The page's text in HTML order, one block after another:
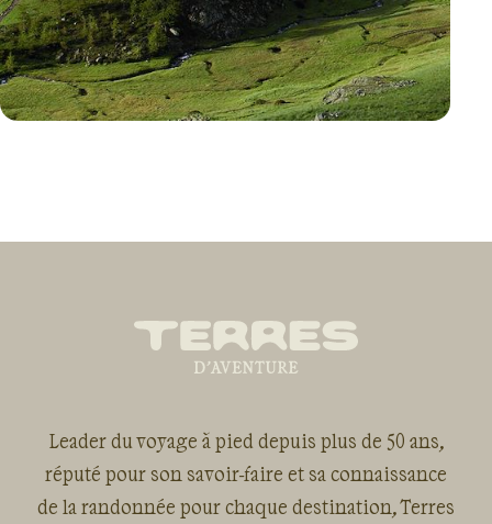
Leader du voyage à pied depuis plus de 50 ans,
réputé pour son savoir-faire et sa connaissance
de la randonnée pour chaque destination, Terres